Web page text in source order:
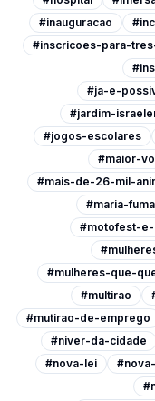
#inauguracao
#inscricoes-para-
#ja-e-
#jardim-
#jogos-escolares
#maior-
#mais-de-26-mil-
#maria-
#motofest-
#mulheres-que-
#multirao
#mutirao-de-emprego
#niver-da-cidade
#nova-lei